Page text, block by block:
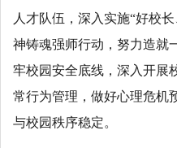
人才队伍，深入实施“好校
神铸魂强师行动，努力造就
牢校园安全底线，深入开展
常行为管理，做好心理危机
与校园秩序稳定。